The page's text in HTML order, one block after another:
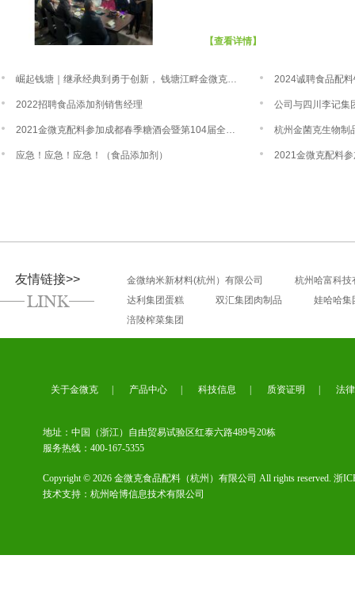
【查看详情】
崛起钱塘｜继承经典到勇于创新， 钱塘江畔金微克食品配料的号角 2024诚聘食品配
2022招聘食品添加剂销售经理 公司与四川李记集
2021金微克配料参加成都春季糖酒会暨第104届全国糖酒商品交易会 杭州金菌克生物制
应急！应急！应急！（食品添加剂）
友情链接>> 金微纳米新材料(杭州）有限公司
杭州哈富科技
达利集团蛋糕
双汇集团肉制品
娃哈哈集
涪陵榨菜集团
关于金微克 产品中心 科技信息 质资证明 法
地址：中国（浙江）自由贸易试验区红泰六路489号20栋
服务热线：400-167-5355
Copyright © 2026 金微克食品配料（杭州）有限公司 All rights reserved. 浙
技术支持： 杭州哈博信息技术有限公司